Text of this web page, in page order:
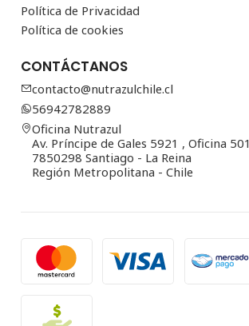
Política de Privacidad
Política de cookies
CONTÁCTANOS
contacto@nutrazulchile.cl
56942782889
Oficina Nutrazul
Av. Príncipe de Gales 5921 , Oficina 501
7850298 Santiago - La Reina
Región Metropolitana - Chile